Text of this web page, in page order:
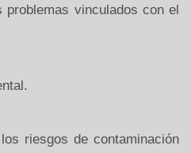
problemas vinculados con el
riesgos de contaminación